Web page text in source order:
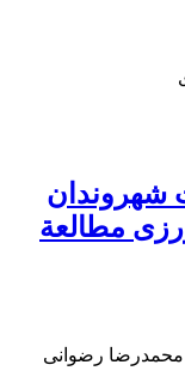
شهروندان
مطالعة
محمدرضا رضوانی